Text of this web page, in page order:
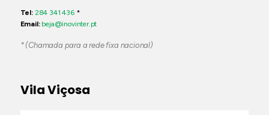
Tel: 284 341 436*
Email: beja@inovinter.pt
* (Chamada para a rede fixa nacional)
Vila Viçosa